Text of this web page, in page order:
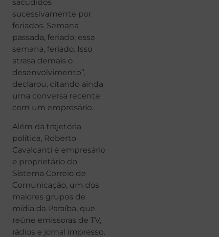
sacudidos
sucessivamente por
feriados. Semana
passada, feriado; essa
semana, feriado. Isso
atrasa demais o
desenvolvimento”,
declarou, citando ainda
uma conversa recente
com um empresário.
Além da trajetória
política, Roberto
Cavalcanti é empresário
e proprietário do
Sistema Correio de
Comunicação, um dos
maiores grupos de
mídia da Paraíba, que
reúne emissoras de TV,
rádios e jornal impresso.